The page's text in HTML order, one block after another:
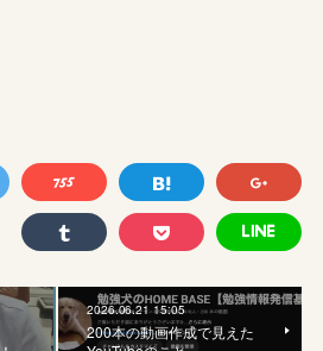
2026.06.21 15:05
200本の動画作成で見えた